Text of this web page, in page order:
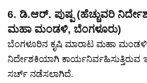
6. ಡಿ.ಆರ್. ಪುಷ್ಪ (ಹೆಚ್ಚುವರಿ
ಮಹಾ ಮಂಡಳಿ, ಬೆಂಗಳೂರು)
ಬೆಂಗಳೂರಿನ ಕೃಷಿ ಮಾರಾಟ ಮಹಾ
ನಿರ್ದೇಶಕಿಯಾಗಿ ಕಾರ್ಯನಿರ್ವಹಿಸುತ್ತಿರುವ
ಸರ್ಚ್ ನಡೆಸಲಾಗಿದೆ.